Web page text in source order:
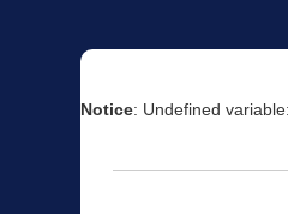
Notice: Undefined